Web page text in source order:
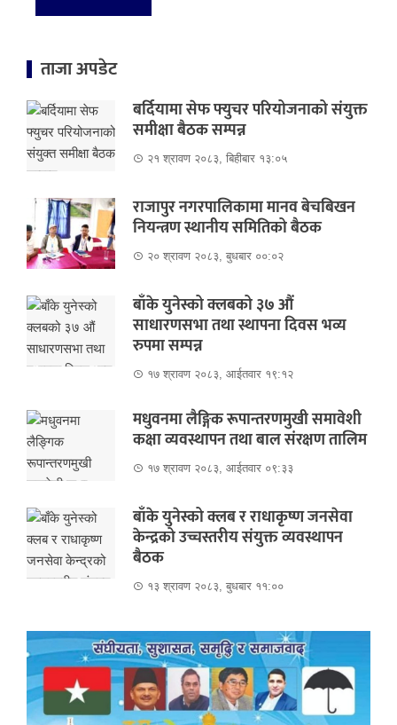
ताजा अपडेट
बर्दियामा सेफ फ्युचर परियोजनाको संयुक्त
समीक्षा बैठक सम्पन्न
२१ श्रावण २०८३, बिहीबार १३:०५
राजापुर नगरपालिकामा मानव बेचबिखन
नियन्त्रण स्थानीय समितिको बैठक
२० श्रावण २०८३, बुधबार ००:०२
बाँके युनेस्को क्लबको ३७ औं
साधारणसभा तथा स्थापना दिवस भव्य
रुपमा सम्पन्न
१७ श्रावण २०८३, आईतवार १९:१२
मधुवनमा लैङ्गिक रूपान्तरणमुखी समावेशी
कक्षा व्यवस्थापन तथा बाल संरक्षण तालिम
१७ श्रावण २०८३, आईतवार ०९:३३
बाँके युनेस्को क्लब र राधाकृष्ण जनसेवा
केन्द्रको उच्चस्तरीय संयुक्त व्यवस्थापन
बैठक
१३ श्रावण २०८३, बुधबार ११:००